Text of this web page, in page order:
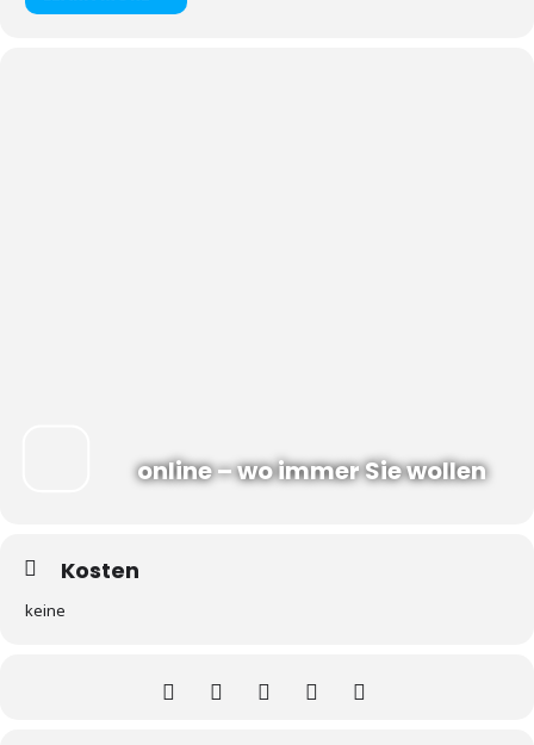
online – wo immer Sie wollen
Kosten
keine